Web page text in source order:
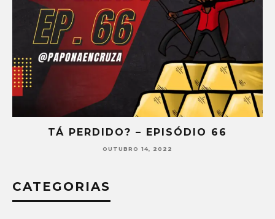
TÁ PERDIDO? – EPISÓDIO 65
SETEMBRO 30, 2022
CATEGORIAS